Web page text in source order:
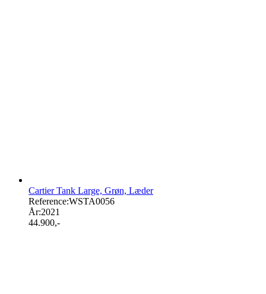
Cartier Tank Large, Grøn, Læder
Reference:WSTA0056
År:2021
44.900,-